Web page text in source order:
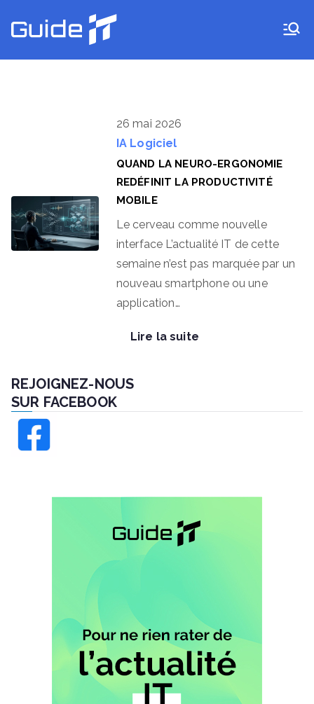
au
26 mai 2026
IA Logiciel
QUAND LA NEURO-ERGONOMIE
REDÉFINIT LA PRODUCTIVITÉ
MOBILE
Le cerveau comme nouvelle
interface L’actualité IT de cette
semaine n’est pas marquée par un
nouveau smartphone ou une
application…
Lire la suite
REJOIGNEZ-NOUS
SUR FACEBOOK